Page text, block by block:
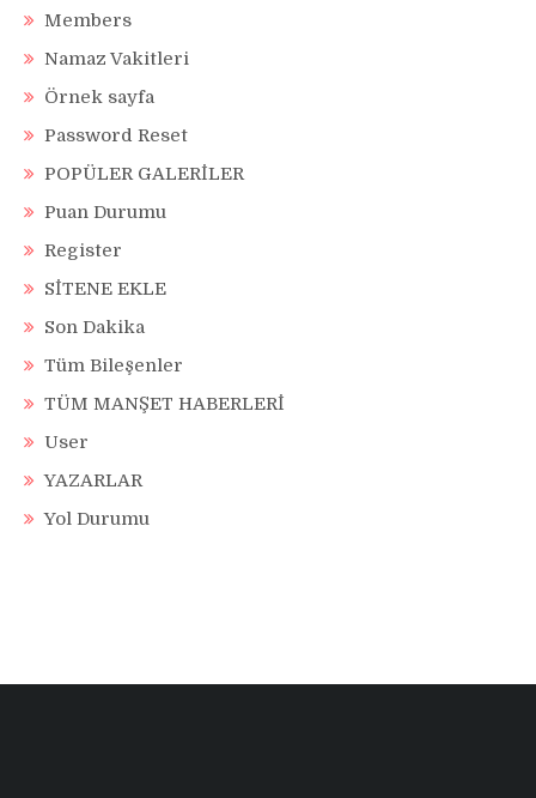
Members
Namaz Vakitleri
Örnek sayfa
Password Reset
POPÜLER GALERİLER
Puan Durumu
Register
SİTENE EKLE
Son Dakika
Tüm Bileşenler
TÜM MANŞET HABERLERİ
User
YAZARLAR
Yol Durumu